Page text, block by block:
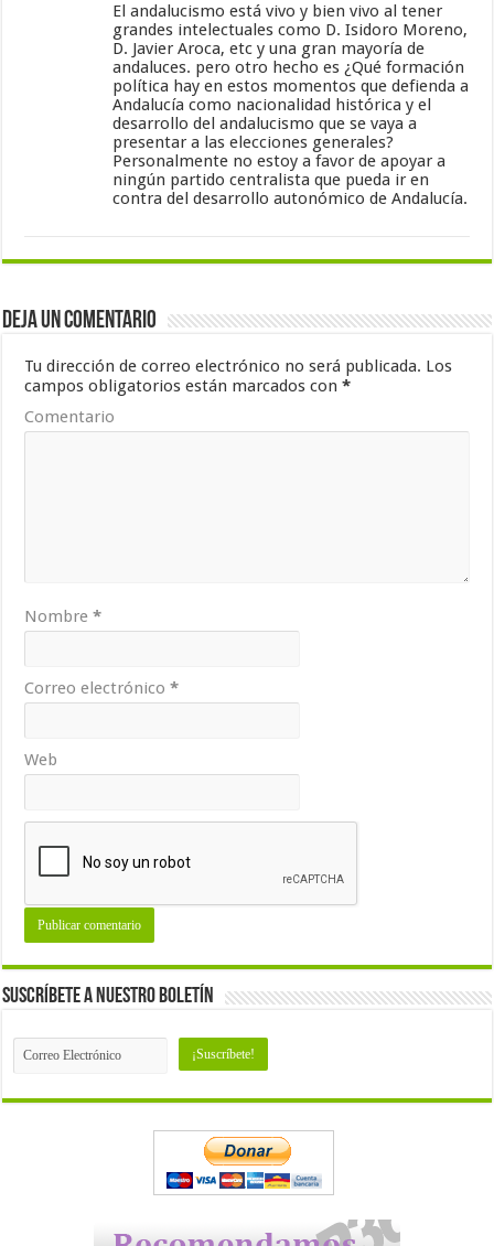
El andalucismo está vivo y bien vivo al tener
grandes intelectuales como D. Isidoro Moreno,
D. Javier Aroca, etc y una gran mayoría de
andaluces. pero otro hecho es ¿Qué formación
política hay en estos momentos que defienda a
Andalucía como nacionalidad histórica y el
desarrollo del andalucismo que se vaya a
presentar a las elecciones generales?
Personalmente no estoy a favor de apoyar a
ningún partido centralista que pueda ir en
contra del desarrollo autonómico de Andalucía.
Deja un comentario
Tu dirección de correo electrónico no será publicada. Los
campos obligatorios están marcados con*
Comentario
Nombre*
Correo electrónico*
Web
Suscríbete a nuestro Boletín